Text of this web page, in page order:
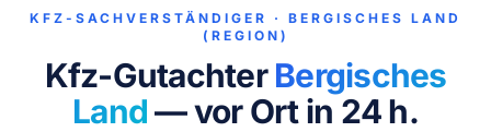
STANDORTE
BLOG
ÜBER UNS
KFZ-SACHVERSTÄNDIGER · BERGISCHES LAND
(REGION)
Kfz-GutachterBergisches
Land— vor Ort in 24 h.